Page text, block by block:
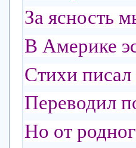
За ясность
В Америке
Стихи писал
Переводил
Но от